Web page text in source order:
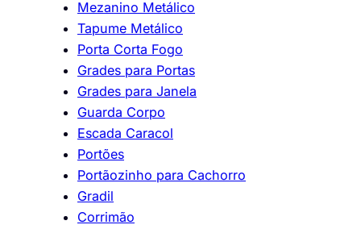
Mezanino Metálico
Tapume Metálico
Porta Corta Fogo
Grades para Portas
Grades para Janela
Guarda Corpo
Escada Caracol
Portões
Portãozinho para Cachorro
Gradil
Corrimão